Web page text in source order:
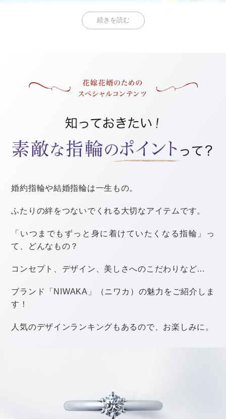
続きを読む
沖縄ならではのゆったりした雰囲気を楽しみつつ、観光
マリンスポーツ
例えば、シュノーケリングやジェットスキー、バナナボ